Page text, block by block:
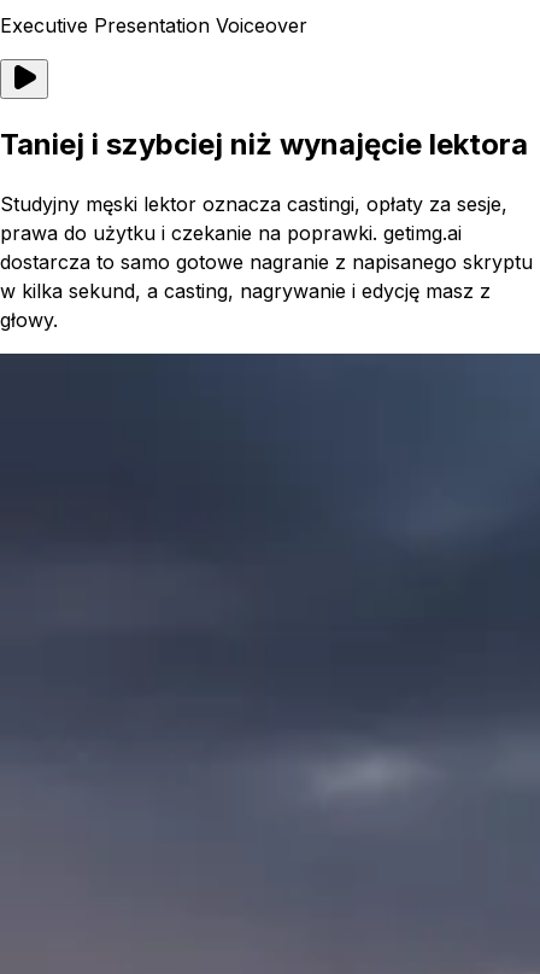
Executive Presentation Voiceover
Taniej i szybciej niż wynajęcie lektora
Studyjny męski lektor oznacza castingi, opłaty za sesje,
prawa do użytku i czekanie na poprawki. getimg.ai
dostarcza to samo gotowe nagranie z napisanego skryptu
w kilka sekund, a casting, nagrywanie i edycję masz z
głowy.